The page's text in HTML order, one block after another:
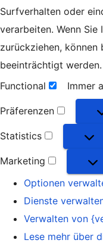
Surfverhalten oder
verarbeiten. Wenn
zurückziehen, können
beeinträchtigt werden.
Functional
Functional
Immer
Präferenzen
Statistics
Statistics
Marketing
Marketing
Optionen
Dienste
Verwalten von
Lese mehr über